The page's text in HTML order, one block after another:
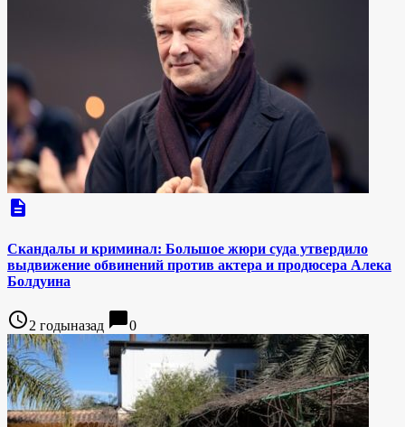
description
Скандалы и криминал: Большое жюри суда утвердило
выдвижение обвинений против актера и продюсера Алека
Болдуина
access_time2 годыназад chat_bubble0